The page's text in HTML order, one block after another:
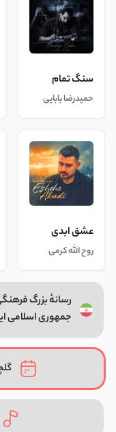
سنگ تمام
حمیدرضا بابایی
عشق ابدی
روح الله کرمی
رسانهٔ بزرگ
جمهوری اسلامی